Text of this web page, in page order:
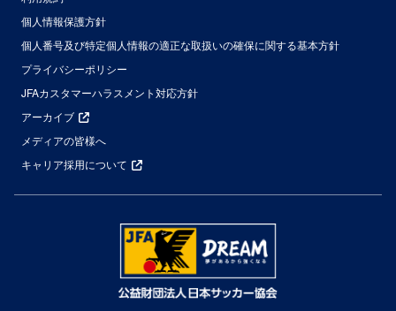
個人情報保護方針
個人番号及び特定個人情報の適正な取扱いの確保に関する基本方針
プライバシーポリシー
JFAカスタマーハラスメント対応方針
アーカイブ
メディアの皆様へ
キャリア採用について